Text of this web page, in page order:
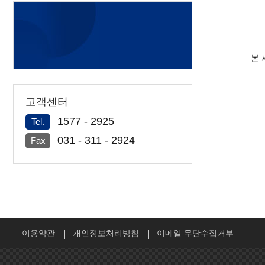
본
고객센터
Tel. 1577 - 2925
Fax 031 - 311 - 2924
이용약관 개인정보처리방침 이메일 무단수집거부